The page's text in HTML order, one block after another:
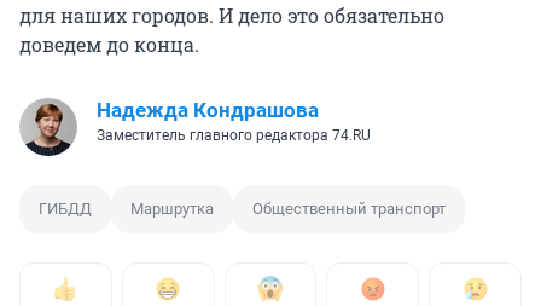
для наших городов. И дело это обязательно
доведем до конца.
Надежда Кондрашова
Заместитель главного редактора 74.RU
ГИБДД Маршрутка Общественный транспорт